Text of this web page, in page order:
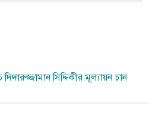
সিদ্দিকীর মূল্যায়ন চান